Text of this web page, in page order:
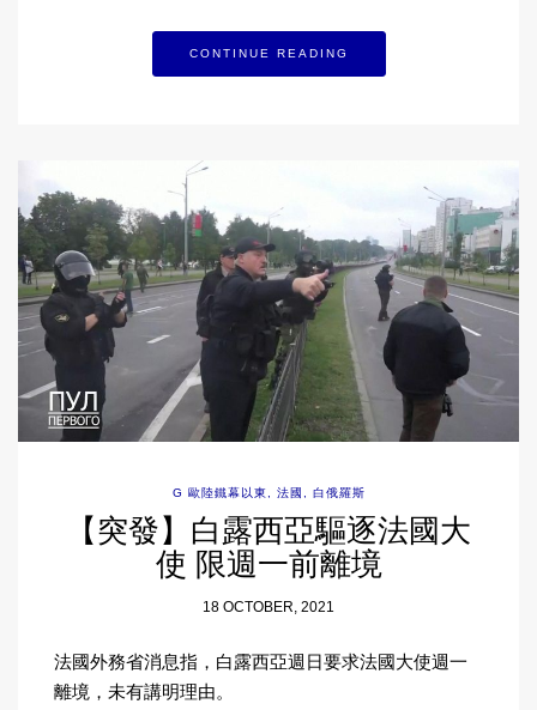
CONTINUE READING
G 歐陸鐵幕以東, 法國 , 白俄羅斯
【突發】白露西亞驅逐法國大
使 限週一前離境
18 OCTOBER, 2021
法國外務省消息指，白露西亞週日要求法國大使週一
離境，未有講明理由。